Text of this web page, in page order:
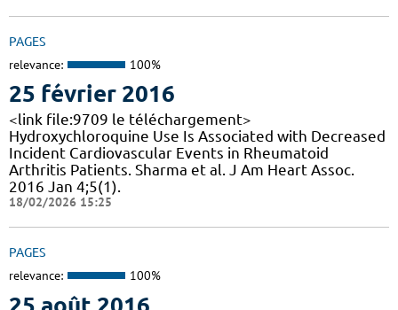
PAGES
relevance: 100%
25 février 2016
<link file:9709 le téléchargement>
Hydroxychloroquine Use Is Associated with Decreased
Incident Cardiovascular Events in Rheumatoid
Arthritis Patients. Sharma et al. J Am Heart Assoc.
2016 Jan 4;5(1).
18/02/2026 15:25
PAGES
relevance: 100%